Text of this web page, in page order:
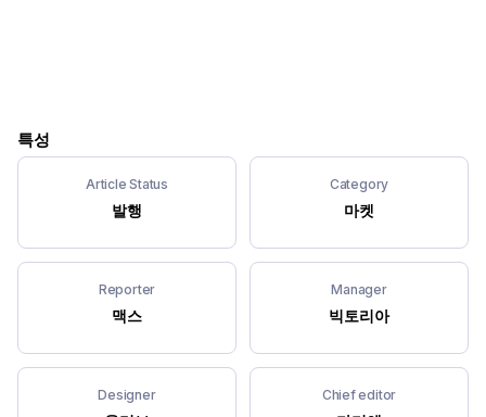
특성
Article Status
발행
Category
마켓
Reporter
맥스
Manager
빅토리아
Designer Chief editor